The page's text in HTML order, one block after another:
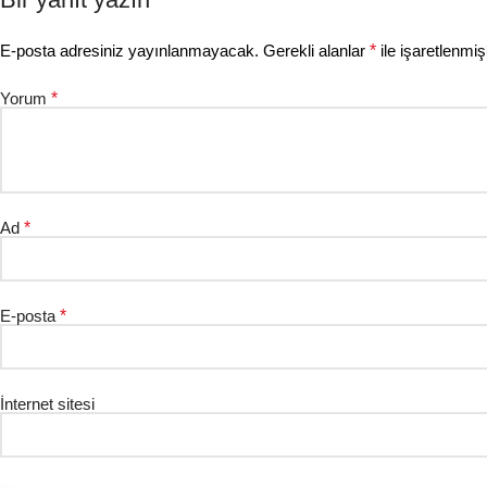
E-posta adresiniz yayınlanmayacak. Gerekli alanlar * ile
Yorum *
Ad *
E-posta *
İnternet sitesi